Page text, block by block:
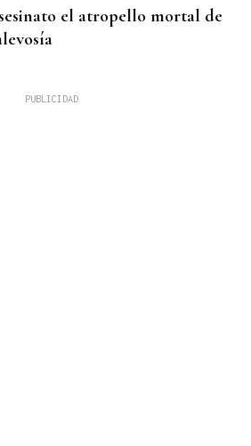
el atropello mortal de